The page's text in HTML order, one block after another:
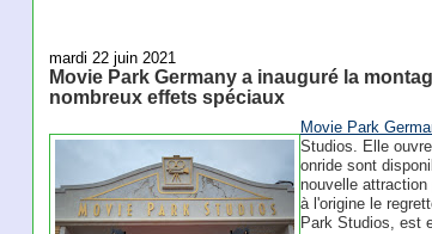
mardi 22 juin 2021
Movie Park Germany a inauguré la
nombreux effets spéciaux
Movie Park
Studios. Elle
onride sont
nouvelle
à l'origine le
Park Studios, est